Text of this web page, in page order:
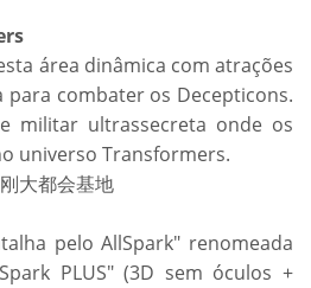
área dinâmica com atrações
para combater os Decepticons.
militar ultrassecreta onde os
universo Transformers.
pelo AllSpark" renomeada
PLUS" (3D sem óculos +